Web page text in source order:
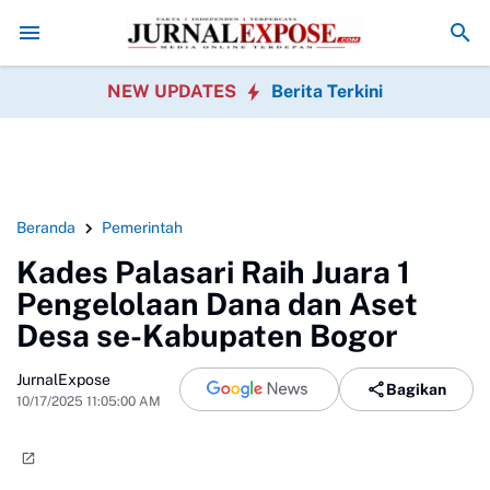
Sukabumi Sahkan Perda Disabilitas dan Setujui Perubahan
NEW UPDATES Berita Terkini
Beranda Pemerintah
Kades Palasari Raih Juara 1
Pengelolaan Dana dan Aset
Desa se-Kabupaten Bogor
JurnalExpose
10/17/2025 11:05:00 AM
Bagikan